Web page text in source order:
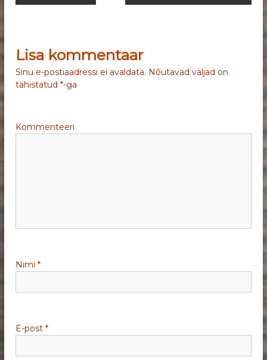
v
i
e
i
n
e
Lisa kommentaar
Sinu e-postiaadressi ei avaldata. Nõutavad väljad on
tähistatud*-ga
Kommenteeri
Nimi*
E-post*